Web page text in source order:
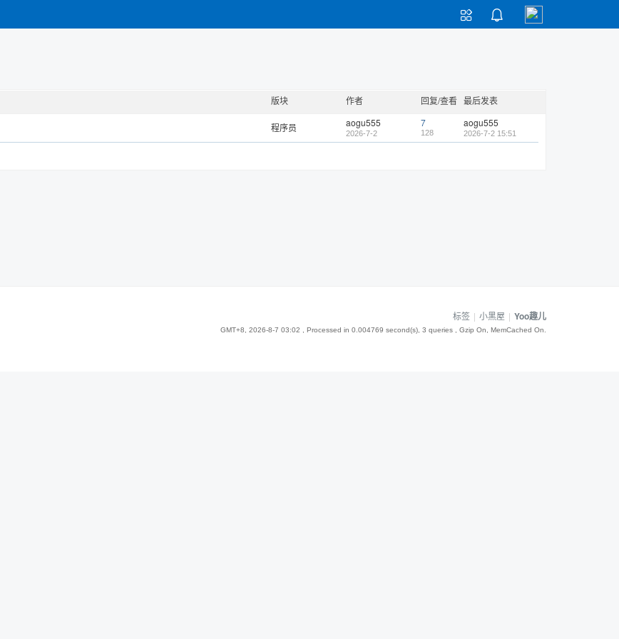


版块 作者 回复/查看 最后发表
程序员 aogu555
2026-7-2
7
128
aogu555
2026-7-2 15:51
标签 | 小黑屋 | Yoo趣儿
GMT+8, 2026-8-7 03:02 , Processed in 0.004769 second(s), 3 queries , Gzip On, MemCached On.